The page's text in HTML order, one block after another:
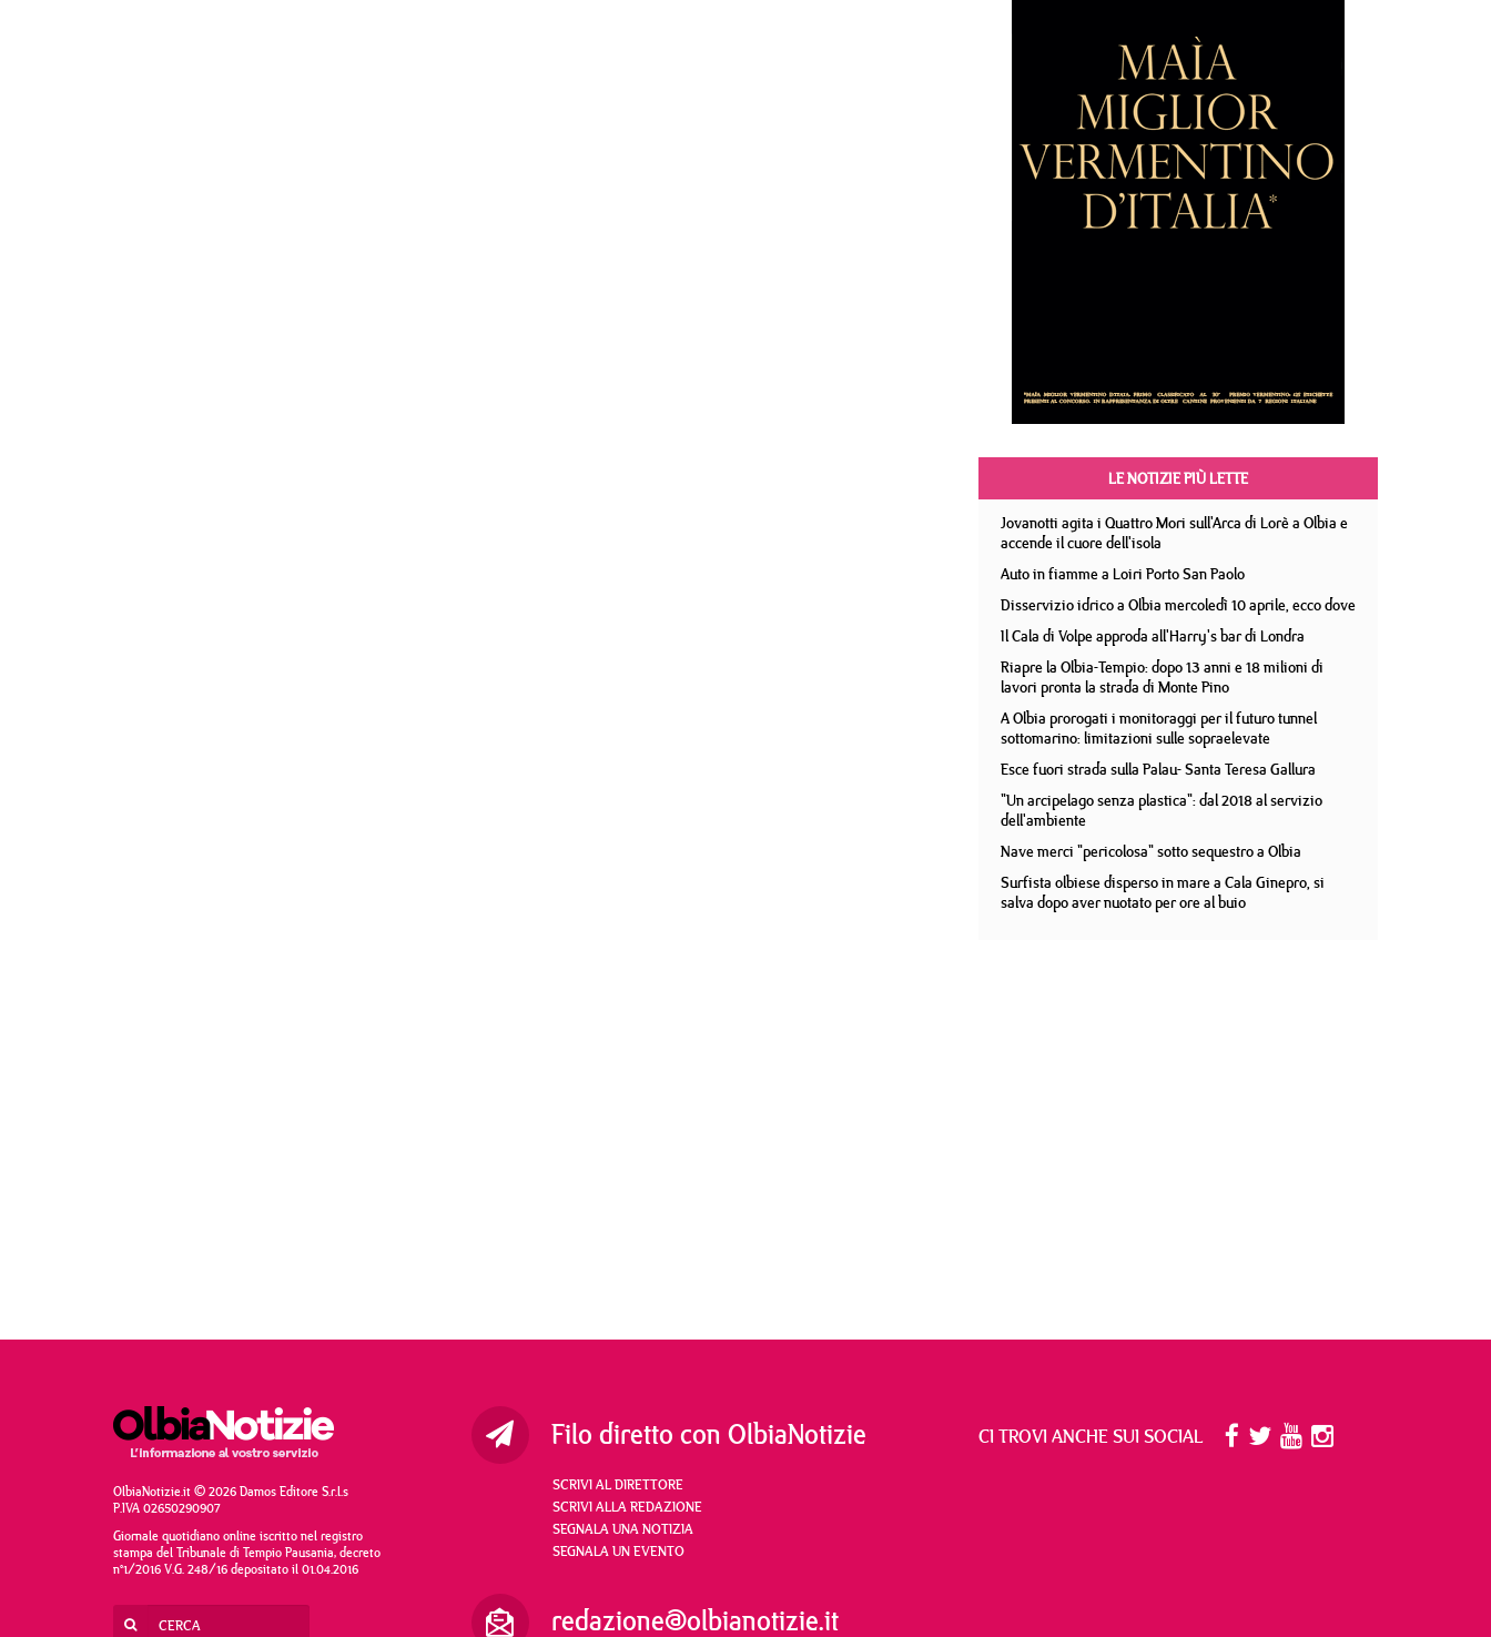
LE NOTIZIE PIÙ LETTE
Jovanotti agita i Quattro Mori sull'Arca di Lorè a Olbia e
accende il cuore dell'isola
Auto in fiamme a Loiri Porto San Paolo
Disservizio idrico a Olbia mercoledì 10 aprile, ecco dove
Il Cala di Volpe approda all'Harry's bar di Londra
Riapre la Olbia-Tempio: dopo 13 anni e 18 milioni di
lavori pronta la strada di Monte Pino
A Olbia prorogati i monitoraggi per il futuro tunnel
sottomarino: limitazioni sulle sopraelevate
Esce fuori strada sulla Palau- Santa Teresa Gallura
"Un arcipelago senza plastica": dal 2018 al servizio
dell'ambiente
Nave merci "pericolosa" sotto sequestro a Olbia
Surfista olbiese disperso in mare a Cala Ginepro, si
salva dopo aver nuotato per ore al buio
OlbiaNotizie.it © 2026 Damos Editore S.r.l.s
P.IVA 02650290907
Giornale quotidiano online iscritto nel registro
stampa del Tribunale di Tempio Pausania, decreto
n°1/2016 V.G. 248/16 depositato il 01.04.2016
Filo diretto con OlbiaNotizie
SCRIVI AL DIRETTORE
SCRIVI ALLA REDAZIONE
SEGNALA UNA NOTIZIA
SEGNALA UN EVENTO
redazione@olbianotizie.it
CI TROVI ANCHE SUI SOCIAL